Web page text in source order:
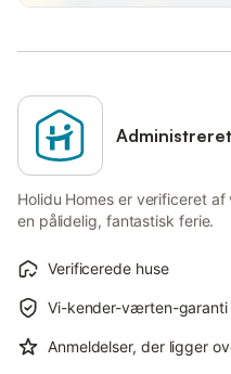
Holidu Homes er verificeret
en pålidelig, fantastisk ferie.
Verificerede huse
Vi-kender-værten-garanti
Anmeldelser, der ligger